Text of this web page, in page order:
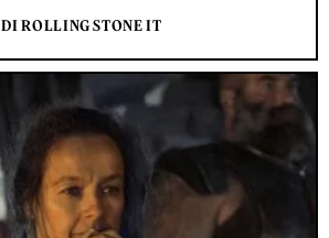
DI ROLLING STONE IT